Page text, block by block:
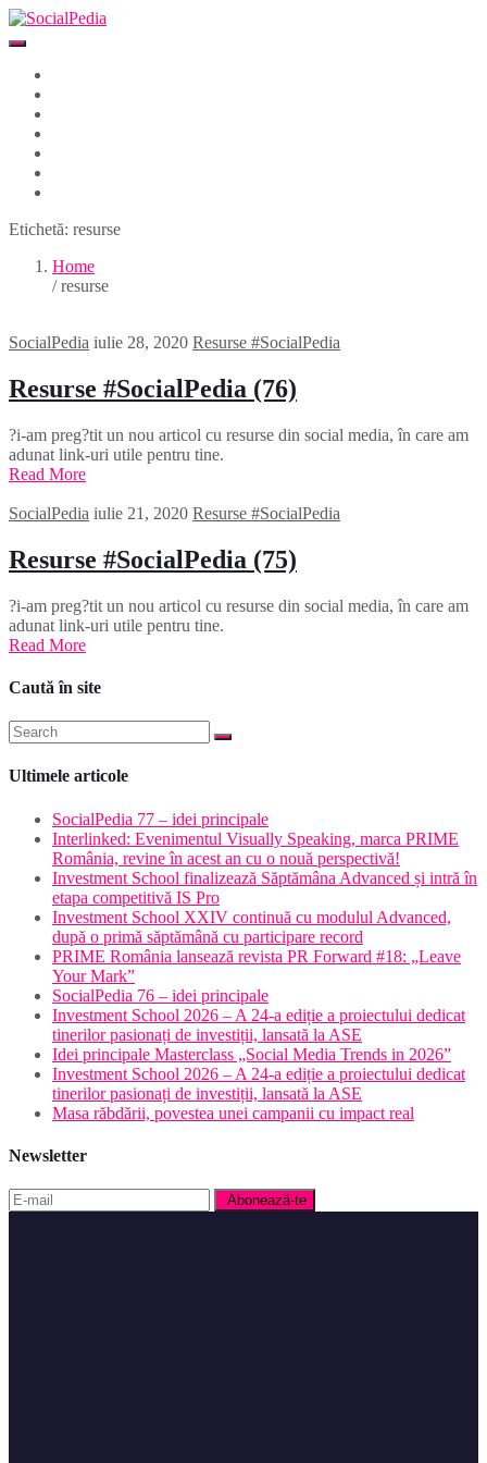
Etichetă: resurse
Home
/ resurse
SocialPedia iulie 28, 2020 Resurse #SocialPedia
Resurse #SocialPedia (76)
?i-am preg?tit un nou articol cu resurse din social media, în care am
adunat link-uri utile pentru tine.
Read More
SocialPedia iulie 21, 2020 Resurse #SocialPedia
Resurse #SocialPedia (75)
?i-am preg?tit un nou articol cu resurse din social media, în care am
adunat link-uri utile pentru tine.
Read More
Caută în site
Ultimele articole
SocialPedia 77 – idei principale
Interlinked: Evenimentul Visually Speaking, marca PRIME
România, revine în acest an cu o nouă perspectivă!
Investment School finalizează Săptămâna Advanced și intră în
etapa competitivă IS Pro
Investment School XXIV continuă cu modulul Advanced,
după o primă săptămână cu participare record
PRIME România lansează revista PR Forward #18: „Leave
Your Mark”
SocialPedia 76 – idei principale
Investment School 2026 – A 24-a ediție a proiectului dedicat
tinerilor pasionați de investiții, lansată la ASE
Idei principale Masterclass „Social Media Trends in 2026”
Investment School 2026 – A 24-a ediție a proiectului dedicat
tinerilor pasionați de investiții, lansată la ASE
Masa răbdării, povestea unei campanii cu impact real
Newsletter